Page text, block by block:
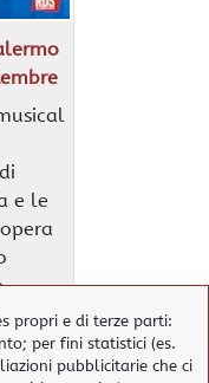
e le
propri e di terze parti:
per fini statistici (es.
pubblicitarie che ci